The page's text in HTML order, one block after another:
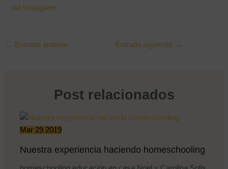
via Instagram
← Entrada anterior Entrada siguiente →
Post relacionados
Mar 29 2019
Nuestra experiencia haciendo homeschooling